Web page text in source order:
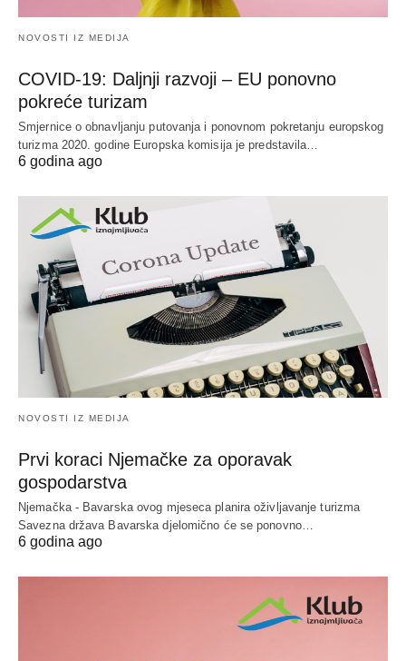
NOVOSTI IZ MEDIJA
COVID-19: Daljnji razvoji – EU ponovno
pokreće turizam
Smjernice o obnavljanju putovanja i ponovnom pokretanju europskog
turizma 2020. godine Europska komisija je predstavila…
6 godina ago
NOVOSTI IZ MEDIJA
Prvi koraci Njemačke za oporavak
gospodarstva
Njemačka - Bavarska ovog mjeseca planira oživljavanje turizma
Savezna država Bavarska djelomično će se ponovno…
6 godina ago